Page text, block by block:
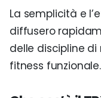
La semplicità e
diffusero
delle discipline
fitness funzionale.